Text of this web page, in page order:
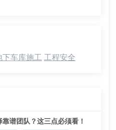
下车库施工 工程安全
谱团队？这三点必须看！